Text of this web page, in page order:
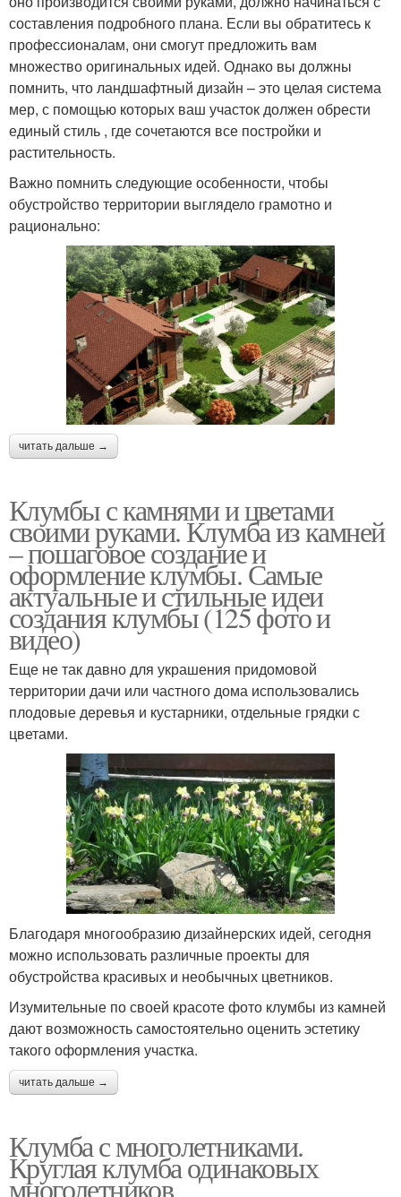
составления подробного плана. Если вы обратитесь к
профессионалам, они смогут предложить вам
множество оригинальных идей. Однако вы должны
помнить, что ландшафтный дизайн – это целая система
мер, с помощью которых ваш участок должен обрести
единый стиль , где сочетаются все постройки и
растительность.
Важно помнить следующие особенности, чтобы
обустройство территории выглядело грамотно и
рационально:
читать дальше →
Клумбы с камнями и цветами
своими руками. Клумба из камней
– пошаговое создание и
оформление клумбы. Самые
актуальные и стильные идеи
создания клумбы (125 фото и
видео)
Еще не так давно для украшения придомовой
территории дачи или частного дома использовались
плодовые деревья и кустарники, отдельные грядки с
цветами.
Благодаря многообразию дизайнерских идей, сегодня
можно использовать различные проекты для
обустройства красивых и необычных цветников.
Изумительные по своей красоте фото клумбы из камней
дают возможность самостоятельно оценить эстетику
такого оформления участка.
читать дальше →
Клумба с многолетниками.
Круглая клумба одинаковых
многолетников